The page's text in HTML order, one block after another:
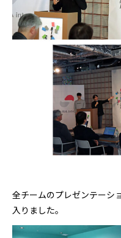
全チームのプレゼンテーシ
入りました。